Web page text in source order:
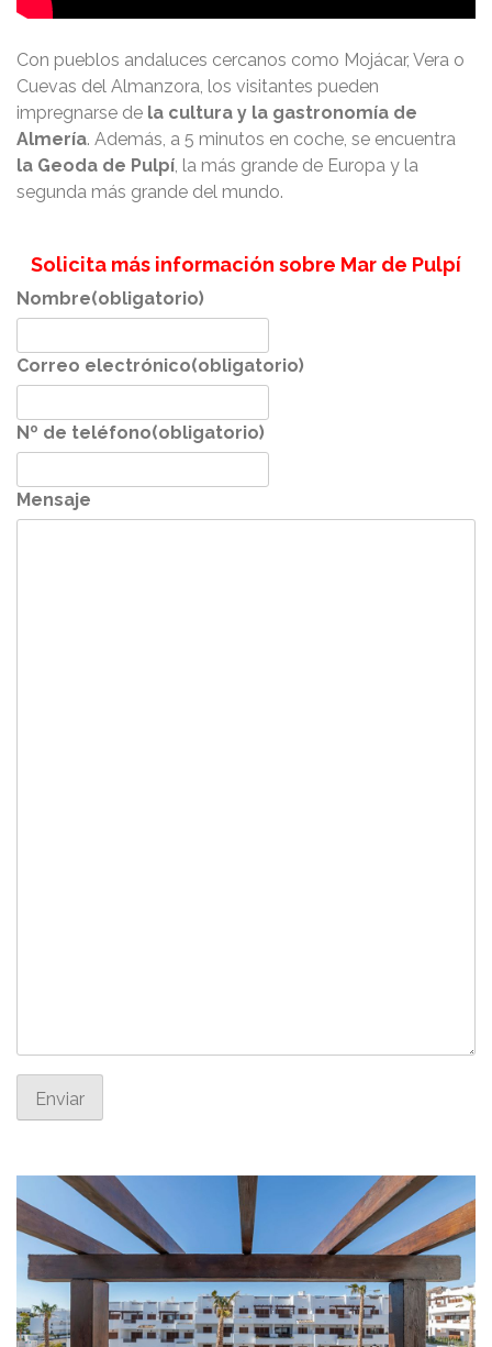
Con pueblos andaluces cercanos como Mojácar, Vera o
Cuevas del Almanzora, los visitantes pueden
impregnarse de la cultura y la gastronomía de
Almería. Además, a 5 minutos en coche, se encuentra
la Geoda de Pulpí, la más grande de Europa y la
segunda más grande del mundo.
Solicita más información sobre Mar de Pulpí
Nombre(obligatorio)
Correo electrónico(obligatorio)
Nº de teléfono(obligatorio)
Mensaje
Enviar